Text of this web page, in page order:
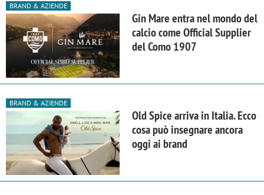
BRAND & AZIENDE
Gin Mare entra nel mondo del
calcio come Official Supplier
del Como 1907
BRAND & AZIENDE
Old Spice arriva in Italia. Ecco
cosa può insegnare ancora
oggi ai brand